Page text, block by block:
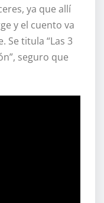
ya que allí
y el cuento va
Se titula “Las 3
seguro que